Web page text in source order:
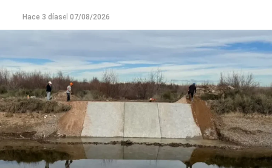
El viernes (14/08) continuará con temperaturas en
ascenso, con una máxima de 13°C y una mínima de 2°C.
Se espera cielo mayormente cubierto durante el día y
cubierto durante la noche, con vientos del este de hasta
20 km/h y ráfagas de 35 km/h.
Finalmente,el sábado (15/08) será la jornada más
templada del período, con una máxima de 14°C y una
mínima de 2°C. El cielo permanecerá cubierto durante el
día y la noche, mientras que el viento será más leve, con
Hace 3 díasel 07/08/2026